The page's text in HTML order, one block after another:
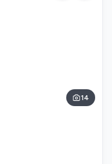
14